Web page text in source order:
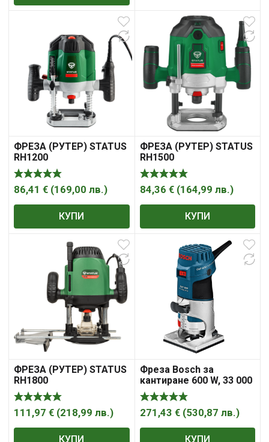
ФРЕЗА (РУТЕР) STATUS
RH1200
86,41 € (169,00 лв.)
КУПИ
ФРЕЗА (РУТЕР) STATUS
RH1500
84,36 € (164,99 лв.)
КУПИ
ФРЕЗА (РУТЕР) STATUS
RH1800
111,97 € (218,99 лв.)
КУПИ
Фреза Bosch за
кантиране 600 W, 33 000
об./мин, ф 6-8 мм, GKF
600
271,43 € (530,87 лв.)
КУПИ